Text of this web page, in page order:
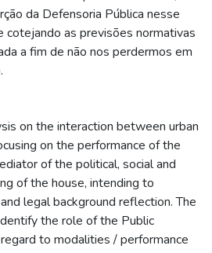
da Defensoria Pública nesse
cotejando as previsões normativas
a fim de não nos perdermos em
on the interaction between urban
on the performance of the
of the political, social and
of the house, intending to
legal background reflection. The
the role of the Public
to modalities / performance